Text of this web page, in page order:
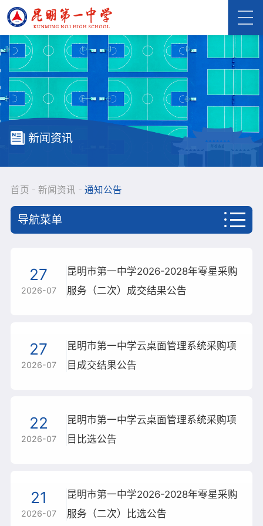
新闻资讯
首页 新闻资讯 通知公告
导航菜单
学校概况
通知公告
教师发展
建校120周年
27
2026-07
昆明市第一中学2026-2028年零星采购
服务（二次）成交结果公告
27
2026-07
昆明市第一中学云桌面管理系统采购项
目成交结果公告
22
2026-07
昆明市第一中学云桌面管理系统采购项
目比选公告
21
2026-07
昆明市第一中学2026-2028年零星采购
服务（二次）比选公告